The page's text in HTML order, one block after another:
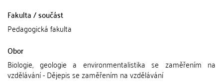
Fakulta / součást
Pedagogická fakulta
Obor
Biologie, geologie a environmentalistika se zaměřením na
vzdělávání - Dějepis se zaměřením na vzdělávání